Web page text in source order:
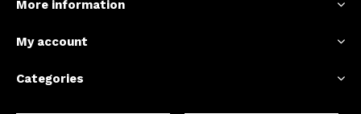
More information
My account
Categories